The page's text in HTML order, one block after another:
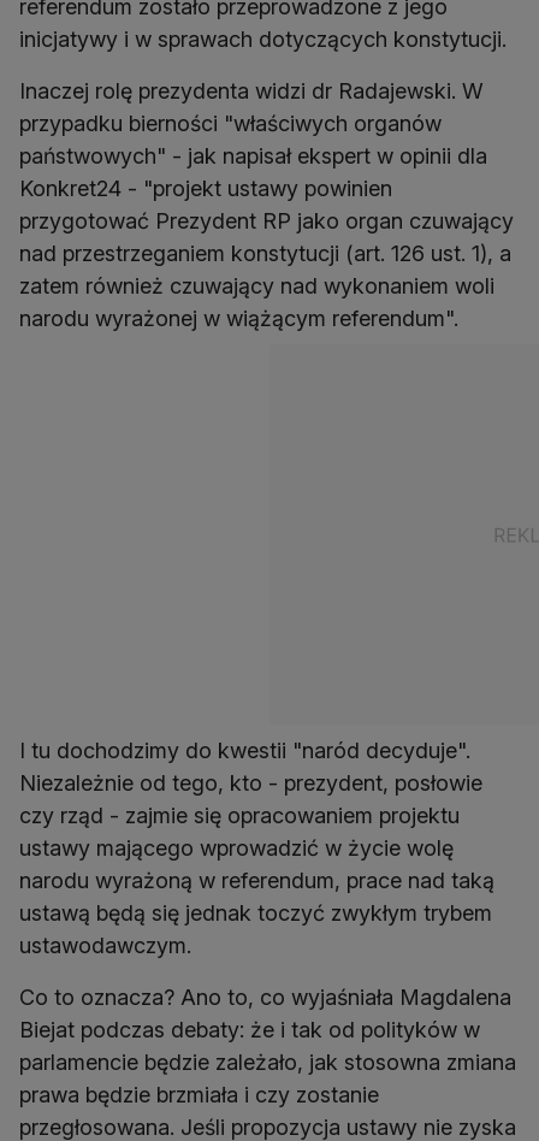
referendum zostało przeprowadzone z jego
inicjatywy i w sprawach dotyczących konstytucji.
Inaczej rolę prezydenta widzi dr Radajewski. W
przypadku bierności "właściwych organów
państwowych" - jak napisał ekspert w opinii dla
Konkret24 - "projekt ustawy powinien
przygotować Prezydent RP jako organ czuwający
nad przestrzeganiem konstytucji (art. 126 ust. 1), a
zatem również czuwający nad wykonaniem woli
narodu wyrażonej w wiążącym referendum".
I tu dochodzimy do kwestii "naród decyduje".
Niezależnie od tego, kto - prezydent, posłowie
czy rząd - zajmie się opracowaniem projektu
ustawy mającego wprowadzić w życie wolę
narodu wyrażoną w referendum, prace nad taką
ustawą będą się jednak toczyć zwykłym trybem
ustawodawczym.
Co to oznacza? Ano to, co wyjaśniała Magdalena
Biejat podczas debaty: że i tak od polityków w
parlamencie będzie zależało, jak stosowna zmiana
prawa będzie brzmiała i czy zostanie
przegłosowana. Jeśli propozycja ustawy nie zyska